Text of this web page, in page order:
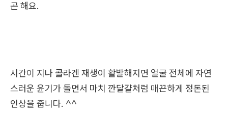
곤 해요.
시간이 지나 콜라겐 재생이 활발해지면 얼굴 전체에 자연
스러운 윤기가 돌면서 마치 깐달걀처럼 매끈하게 정돈된
인상을 줍니다. ^^